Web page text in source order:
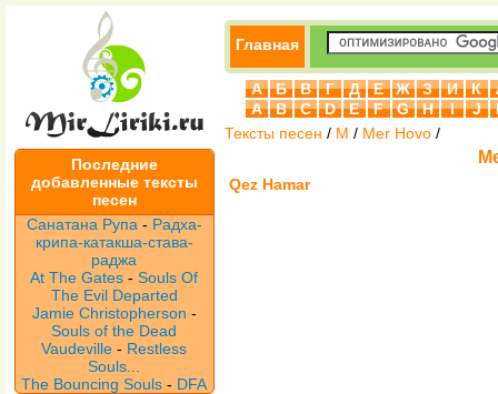
Последние
добавленные тексты
песен
Санатана Рупа - Радха-
крипа-катакша-става-
раджа
At The Gates -Souls Of
The Evil Departed
Jamie Christopherson -
Souls of the Dead
Vaudeville- Restless
Souls...
The Bouncing Souls - DFA
Главная
А Б В Г Д Е Ж З И К
A
B C D E F G H I J
Тексты песен / M / Mer Hovo /
Qez Hamar